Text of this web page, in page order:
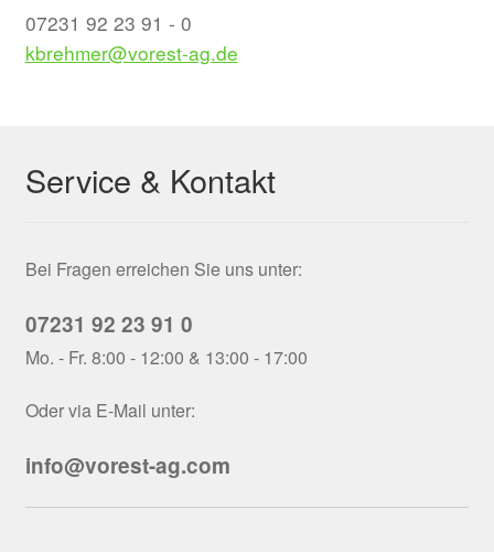
07231 92 23 91 - 0
kbrehmer@vorest-ag.de
Service & Kontakt
Bei Fragen erreichen Sie uns unter:
07231 92 23 91 0
Mo. - Fr. 8:00 - 12:00 & 13:00 - 17:00
Oder via E-Mail unter:
info@vorest-ag.com